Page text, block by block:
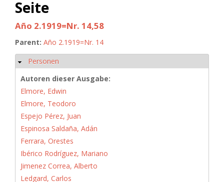
Seite
Año 2.1919=Nr. 14,58
Parent: Año 2.1919=Nr. 14
Hide
Personen
Autoren dieser Ausgabe:
Elmore, Edwin
Elmore, Teodoro
Espejo Pérez, Juan
Espinosa Saldaña, Adán
Ferrara, Orestes
Ibérico Rodríguez, Mariano
Jimenez Correa, Alberto
Ledgard, Carlos